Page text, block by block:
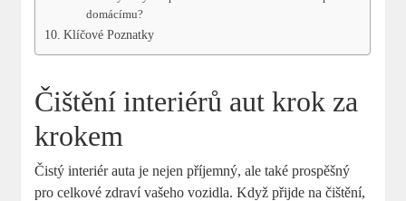
domácímu?
Klíčové Poznatky
Čištění interiérů aut krok za
krokem
Čistý interiér auta je nejen příjemný, ale také prospěšný
pro celkové zdraví vašeho vozidla. Když přijde na čištění,